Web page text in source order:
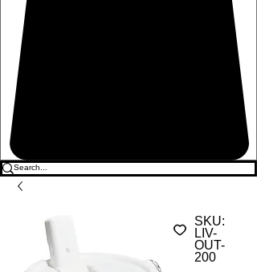
SKU:
LIV-
OUT-
200